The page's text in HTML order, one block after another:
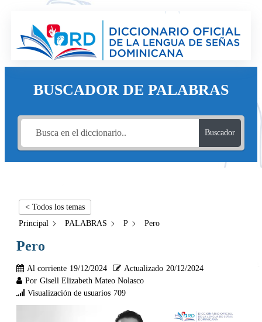
BUSCADOR DE PALABRAS
Buscador
< Todos los temas
Principal
PALABRAS P Pero
Pero
Al corriente 19/12/2024 Actualizado 20/12/2024
Por Gisell Elizabeth Mateo Nolasco
Visualización de usuarios 709